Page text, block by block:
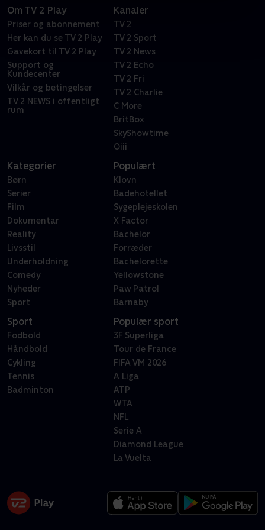
Om TV 2 Play
Priser og abonnement
Her kan du se TV 2 Play
Gavekort til TV 2 Play
Support og
Kundecenter
Vilkår og betingelser
TV 2 NEWS i offentligt
rum
Kanaler
TV 2
TV 2 Sport
TV 2 News
TV 2 Echo
TV 2 Fri
TV 2 Charlie
C More
BritBox
SkyShowtime
Oiii
Kategorier
Børn
Serier
Film
Dokumentar
Reality
Livsstil
Underholdning
Comedy
Nyheder
Sport
Populært
Klovn
Badehotellet
Sygeplejeskolen
X Factor
Bachelor
Forræder
Bachelorette
Yellowstone
Paw Patrol
Barnaby
Sport
Fodbold
Håndbold
Cykling
Tennis
Badminton
Populær sport
3F Superliga
Tour de France
FIFA VM 2026
A Liga
ATP
WTA
NFL
Serie A
Diamond League
La Vuelta